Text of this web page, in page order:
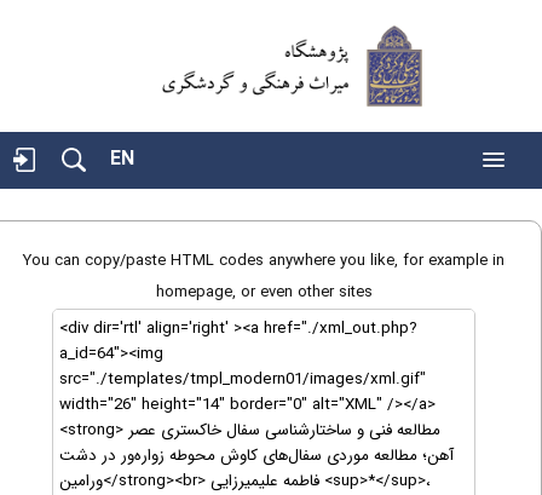
EN
You can copy/paste HTML codes anywhere you like, for example in
homepage, or even other sites